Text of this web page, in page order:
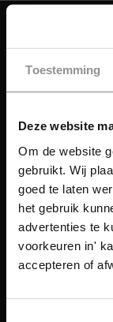
Toestemming
Deze website
Om de website
gebruikt. Wij
goed te laten
het gebruik
advertenties te
voorkeuren in'
accepteren of